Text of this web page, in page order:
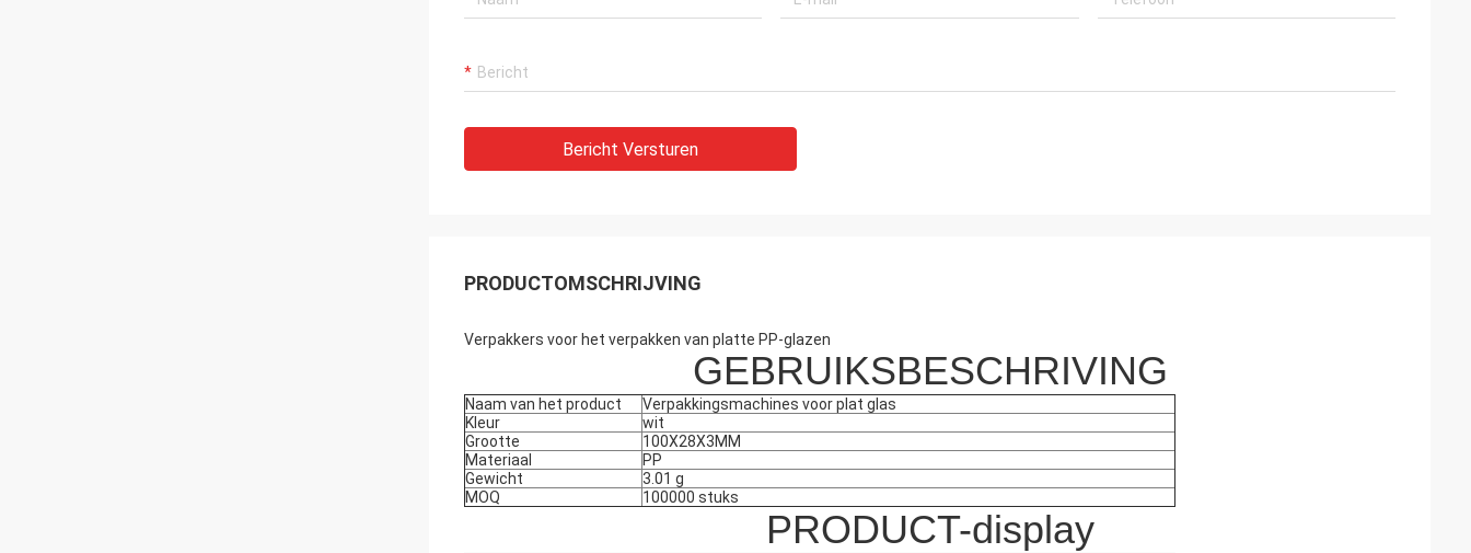
Bericht Versturen
PRODUCTOMSCHRIJVING
Verpakkers voor het verpakken van platte PP-glazen
GEBRUIKSBESCHRIVING
Naam van het product
Verpakkingsmachines voor plat glas
Kleur
wit
Grootte
100X28X3MM
Materiaal
PP
Gewicht
3.01 g
MOQ
100000 stuks
PRODUCT-display